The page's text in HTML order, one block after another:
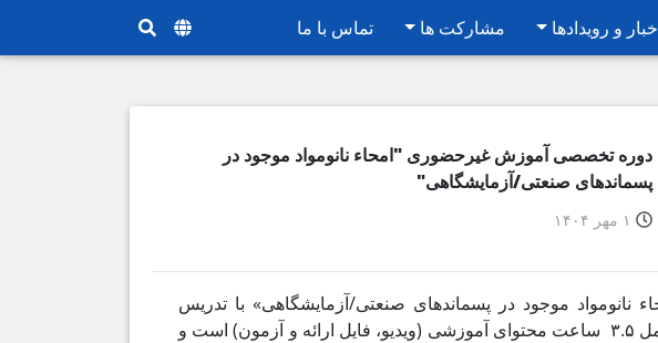
و رویدادها مشارکت ها تماس با ما
دوره‌ تخصصی آموزش غيرحضوری "امحاء نانومواد موجود در
پسماندهای صنعتی/آزمایشگاهی"
۱ مهر ۱۴۰۴
نانومواد موجود در پسماندهای صنعتی/آزمایشگاهی» با تدریس
جناب آقای دکتر مجید بگیان، شامل ۳.۵ ساعت محتوای آموزشی (ویدیو، فایل ارائه و آزمون) است و